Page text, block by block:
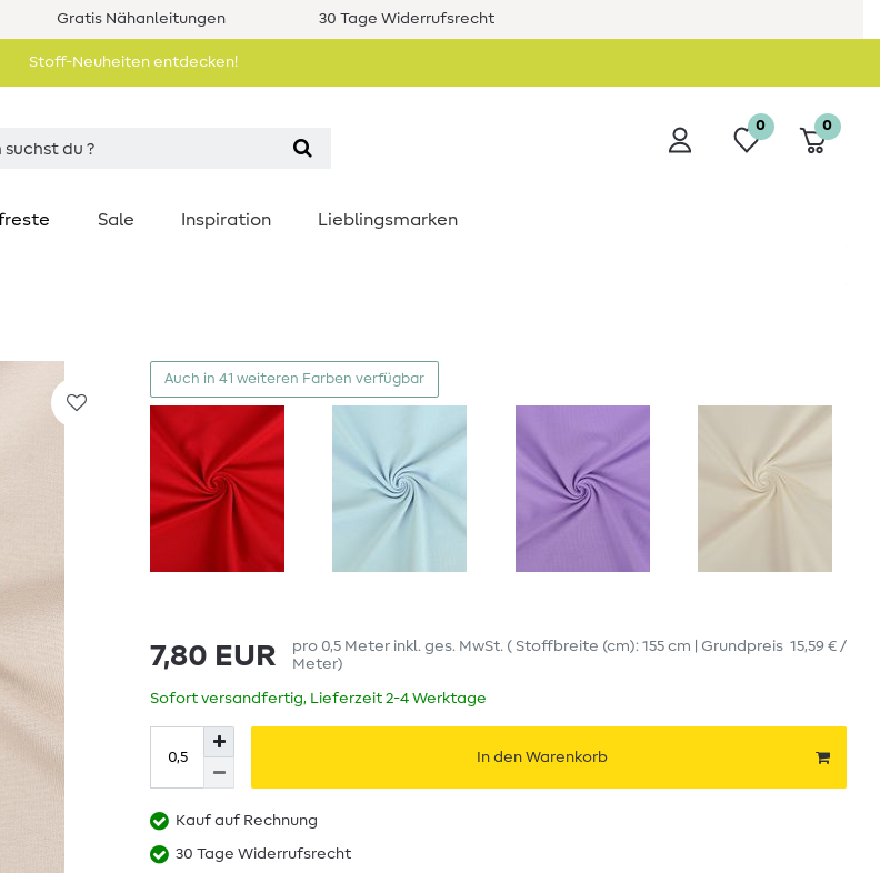
Gratis Nähanleitungen 30 Tage Widerrufsrecht
Stoff-Neuheiten entdecken!
0 0
Sale Inspiration Lieblingsmarken
Auch in 41 weiteren Farben verfügbar
7,80 EUR pro 0,5 Meter inkl. ges. MwSt. ( Stoffbreite (cm): 155 cm | Grundpreis 15,59 € /
Meter)
Sofort versandfertig, Lieferzeit 2-4 Werktage
In den Warenkorb
Kauf auf Rechnung
30 Tage Widerrufsrecht